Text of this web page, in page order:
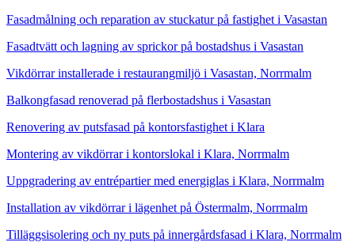
Fasadmålning och reparation av stuckatur på fastighet i Vasastan
Fasadtvätt och lagning av sprickor på bostadshus i Vasastan
Vikdörrar installerade i restaurangmiljö i Vasastan, Norrmalm
Balkongfasad renoverad på flerbostadshus i Vasastan
Renovering av putsfasad på kontorsfastighet i Klara
Montering av vikdörrar i kontorslokal i Klara, Norrmalm
Uppgradering av entrépartier med energiglas i Klara, Norrmalm
Installation av vikdörrar i lägenhet på Östermalm, Norrmalm
Tilläggsisolering och ny puts på innergårdsfasad i Klara, Norrmalm